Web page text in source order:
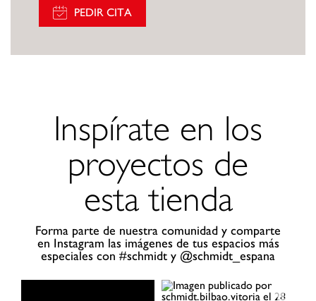
PEDIR CITA
Inspírate en los
proyectos de
esta tienda
Forma parte de nuestra comunidad y comparte
en Instagram las imágenes de tus espacios más
especiales con #schmidt y @schmidt_espana